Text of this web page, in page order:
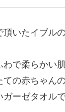
いたイブル
で柔らかい肌
の赤ちゃん
ーゼタオル